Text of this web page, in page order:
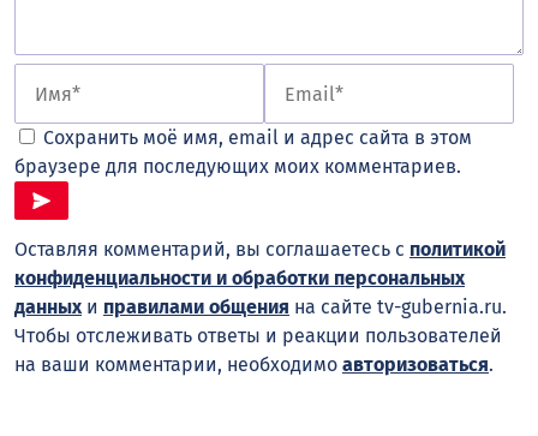
Сохранить моё имя, email и адрес сайта в этом
браузере для последующих моих комментариев.
Оставляя комментарий, вы соглашаетесь с политикой
конфиденциальности и обработки персональных
данныхи правилами общения на сайте tv-gubernia.ru.
Чтобы отслеживать ответы и реакции пользователей
на ваши комментарии, необходимо авторизоваться.